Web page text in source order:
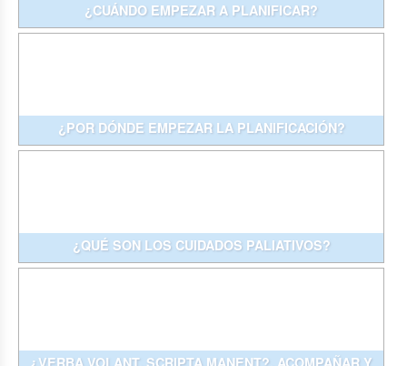
¿CUÁNDO EMPEZAR A PLANIFICAR?
¿POR DÓNDE EMPEZAR LA PLANIFICACIÓN?
¿QUÉ SON LOS CUIDADOS PALIATIVOS?